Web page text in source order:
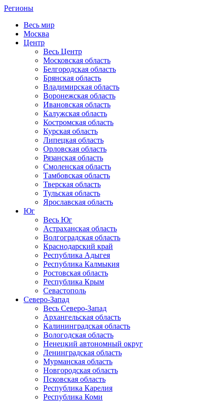
Регионы
Весь мир
Москва
Центр
Весь Центр
Московская область
Белгородская область
Брянская область
Владимирская область
Воронежская область
Ивановская область
Калужская область
Костромская область
Курская область
Липецкая область
Орловская область
Рязанская область
Смоленская область
Тамбовская область
Тверская область
Тульская область
Ярославская область
Юг
Весь Юг
Астраханская область
Волгоградская область
Краснодарский край
Республика Адыгея
Республика Калмыкия
Ростовская область
Республика Крым
Севастополь
Северо-Запад
Весь Северо-Запад
Архангельская область
Калининградская область
Вологодская область
Ненецкий автономный округ
Ленинградская область
Мурманская область
Новгородская область
Псковская область
Республика Карелия
Республика Коми